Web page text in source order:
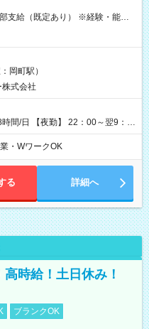
支給（既定あり） ※経験・能力を
時と異なる部分があります。 雇
給与：時給 1,610円以上
岡町駅）
式会社
間/日 【夜勤】 22：00～翌9：
9時 など ※上記の時間
日での勤務となります）
・WワークOK
る 詳細へ
時給！土日休み！
ブランクOK